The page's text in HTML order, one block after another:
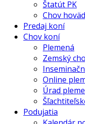
Štatút PK
Chov
Predaj koní
Chov koní
Plemená
Zemský
Online
Úrad
Podujatia